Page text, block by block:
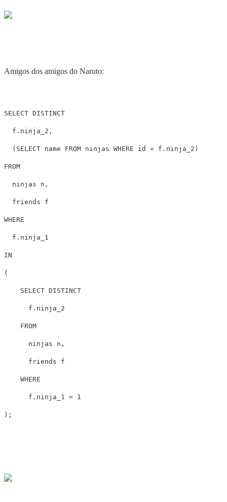
Amigos dos amigos do Naruto:
SELECT DISTINCT
f . ninja_2 ,
( SELECT name FROM ninjas WHERE id = f . ninja_2 )
FROM
ninjas n ,
friends f
WHERE
f . ninja_1
IN
(
SELECT DISTINCT
f . ninja_2
FROM
ninjas n ,
friends f
WHERE
f . ninja_1 = 1
);